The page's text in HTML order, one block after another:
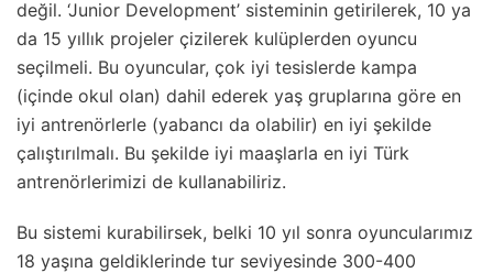
değil. ‘Junior Development’ sisteminin getirilerek, 10 ya
da 15 yıllık projeler çizilerek kulüplerden oyuncu
seçilmeli. Bu oyuncular, çok iyi tesislerde kampa
(içinde okul olan) dahil ederek yaş gruplarına göre en
iyi antrenörlerle (yabancı da olabilir) en iyi şekilde
çalıştırılmalı. Bu şekilde iyi maaşlarla en iyi Türk
antrenörlerimizi de kullanabiliriz.
Bu sistemi kurabilirsek, belki 10 yıl sonra oyuncularımız
18 yaşına geldiklerinde tur seviyesinde 300-400